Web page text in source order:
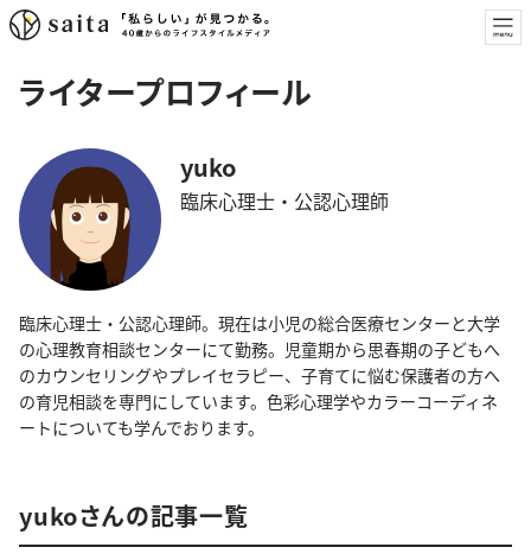
ライタープロフィール
yuko
臨床心理士・公認心理師
臨床心理士・公認心理師。現在は小児の総合医療センターと大学
の心理教育相談センターにて勤務。児童期から思春期の子どもへ
のカウンセリングやプレイセラピー、子育てに悩む保護者の方へ
の育児相談を専門にしています。色彩心理学やカラーコーディネ
ートについても学んでおります。
yukoさんの記事一覧